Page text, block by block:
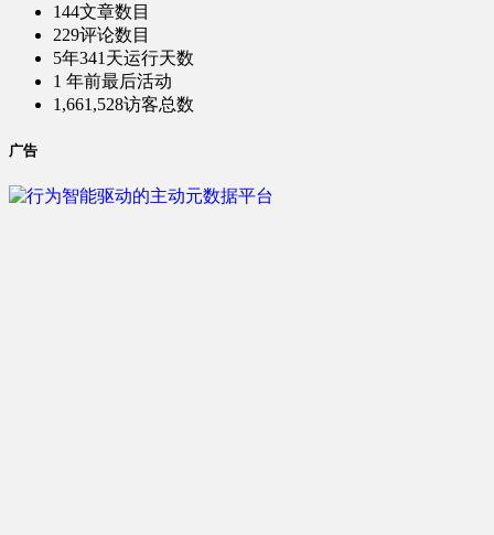
144文章数目
229评论数目
5年341天运行天数
1 年前最后活动
1,661,528访客总数
广告